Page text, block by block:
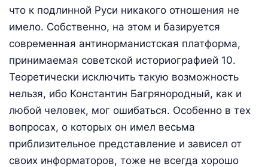
что к подлинной Руси никакого отношения не
имело. Собственно, на этом и базируется
современная антинорманистская платформа,
принимаемая советской историографией 10.
Теоретически исключить такую возможность
нельзя, ибо Константин Багрянородный, как и
любой человек, мог ошибаться. Особенно в тех
вопросах, о которых он имел весьма
приблизительное представление и зависел от
своих информаторов, тоже не всегда хорошо